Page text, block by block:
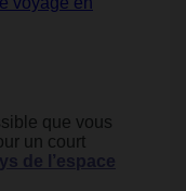
que vous
un court
de l’espace